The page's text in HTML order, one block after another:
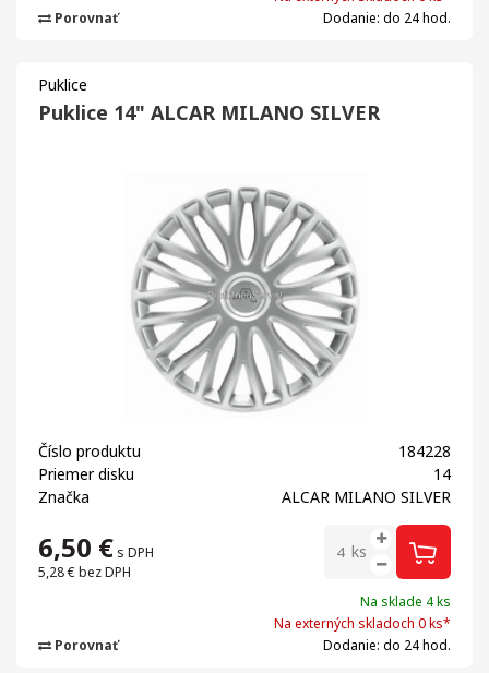
Dodanie: do 24 hod.
Porovnať
Puklice
Puklice 14" ALCAR MILANO SILVER
Číslo produktu
184228
Priemer disku
14
Značka
ALCAR MILANO SILVER
6,50 € s DPH
5,28 € bez DPH
ks
Na sklade 4 ks
Na externých skladoch 0 ks*
Dodanie: do 24 hod.
Porovnať